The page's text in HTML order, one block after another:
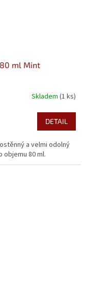
ml Mint
Skladem (1 ks)
DETAIL
a velmi odolný
80 ml.